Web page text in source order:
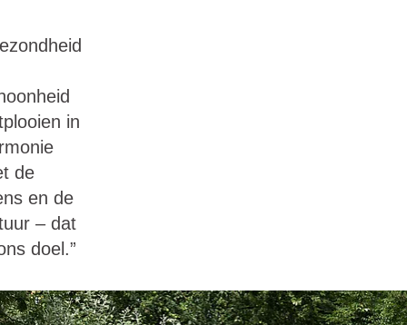
in
de
en de
– dat
doel.”